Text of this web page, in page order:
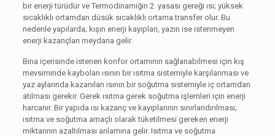
bir enerji türüdür ve Termodinamiğin 2. yasası gereği ısı; yüksek
sıcaklıklı ortamdan düsük sıcaklıklı ortama transfer olur. Bu
nedenle yapılarda; kışın enerji kayıpları, yazın ise istenmeyen
enerji kazançları meydana gelir.
Bina içerisinde istenen konfor ortamının sağlanabilmesi için kış
mevsiminde kaybolan ısının bir ısıtma sistemiyle karşılanması ve
yaz aylarında kazanılan ısının bir soğutma sistemiyle iç ortamdan
atılması gerekir. Gerek ısıtma gerek soğutma işlemleri için enerji
harcanır. Bir yapıda ısı kazanç ve kayıplarının sınırlandırılması;
ısıtma ve soğutma amaçlı olarak tüketilmesi gereken enerji
miktarının azaltılması anlamına gelir. Isıtma ve soğutma